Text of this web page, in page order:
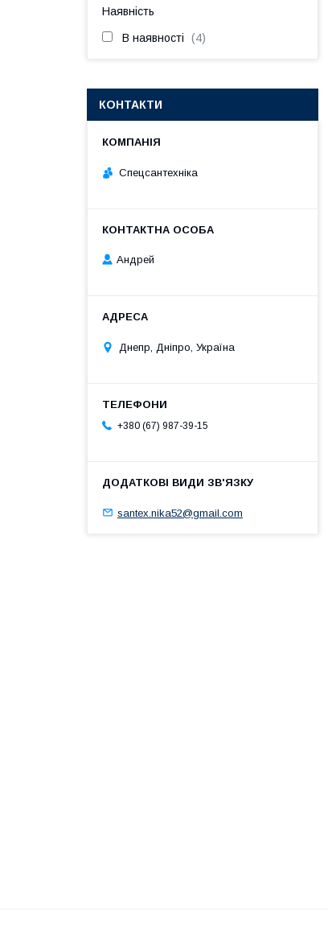
Наявність
В наявності 4
КОНТАКТИ
Спецсантехніка
Андрей
Днепр, Дніпро, Україна
+380 (67) 987-39-15
santex.nika52@gmail.com